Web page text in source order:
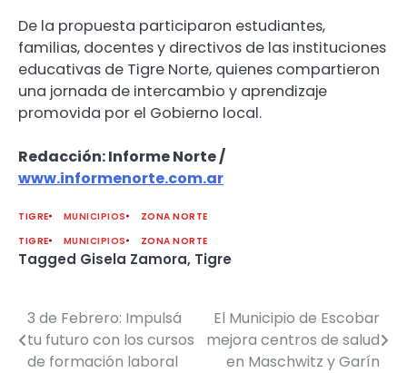
De la propuesta participaron estudiantes,
familias, docentes y directivos de las instituciones
educativas de Tigre Norte, quienes compartieron
una jornada de intercambio y aprendizaje
promovida por el Gobierno local.
Redacción: Informe Norte /
www.informenorte.com.ar
TIGRE MUNICIPIOS
ZONA NORTE
TIGRE
MUNICIPIOS ZONA NORTE
Tagged Gisela Zamora, Tigre
Navegación
de
3 de Febrero: Impulsá
tu futuro con los cursos
de formación laboral
El Municipio de Escobar
mejora centros de salud
en Maschwitz y Garín